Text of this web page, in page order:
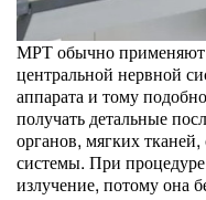
МРТ обычно применяют
центральной нервной
аппарата и тому
получать детальные
органов, мягких
системы. При
излучение, потому она